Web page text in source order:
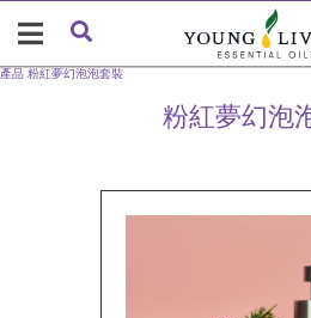
粉紅夢幻泡
產品 粉紅夢幻泡泡套裝